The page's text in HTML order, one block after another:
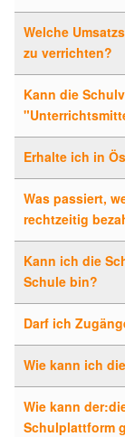
Welche
zu verrichten?
Kann die
Erhalte ich in
Was passiert,
rechtzeitig
Kann ich die
Schule bin?
Darf ich
Wie kann ich
Wie kann
Schulplattform